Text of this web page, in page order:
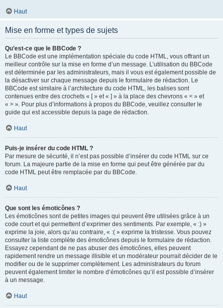
Haut
Mise en forme et types de sujets
Qu’est-ce que le BBCode ?
Le BBCode est une implémentation spéciale du code HTML, vous offrant un
meilleur contrôle sur la mise en forme d’un message. L’utilisation du BBCode
est déterminée par les administrateurs, mais il vous est également possible de
la désactiver sur chaque message depuis le formulaire de rédaction. Le
BBCode est similaire à l’architecture du code HTML, les balises sont
contenues entre des crochets « [ » et « ] » à la place des chevrons « < » et
« > ». Pour plus d’informations à propos du BBCode, veuillez consulter le
guide qui est accessible depuis la page de rédaction.
Haut
Puis-je insérer du code HTML ?
Par mesure de sécurité, il n’est pas possible d’insérer du code HTML sur ce
forum. La majeure partie de la mise en forme qui peut être générée par du
code HTML peut être remplacée par du BBCode.
Haut
Que sont les émoticônes ?
Les émoticônes sont de petites images qui peuvent être utilisées grâce à un
code court et qui permettent d’exprimer des sentiments. Par exemple, « :) »
exprime la joie, alors qu’au contraire, « :( » exprime la tristesse. Vous pouvez
consulter la liste complète des émoticônes depuis le formulaire de rédaction.
Essayez cependant de ne pas abuser des émoticônes, elles peuvent
rapidement rendre un message illisible et un modérateur pourrait décider de le
modifier ou de le supprimer complètement. Les administrateurs du forum
peuvent également limiter le nombre d’émoticônes qu’il est possible d’insérer
à un message.
Haut